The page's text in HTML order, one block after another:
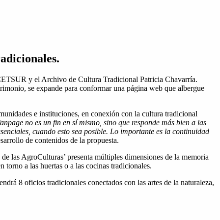
y el Archivo de Cultura Tradicional Patricia Chavarría.
se expande para conformar una página web que albergue
e instituciones, en conexión con la cultura tradicional
no es un fin en sí mismo, sino que responde más bien a las
cuando esto sea posible. Lo importante es la continuidad
de contenidos de la propuesta.
las AgroCulturas’ presenta múltiples dimensiones de la memoria
a las huertas o a las cocinas tradicionales.
8 oficios tradicionales conectados con las artes de la naturaleza,